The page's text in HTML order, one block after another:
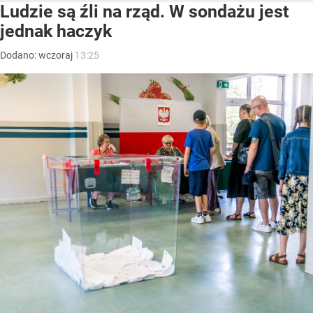
Ludzie są źli na rząd. W sondażu jest
jednak haczyk
Dodano:wczoraj 13:25